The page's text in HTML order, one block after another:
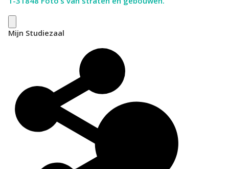
Mijn Studiezaal